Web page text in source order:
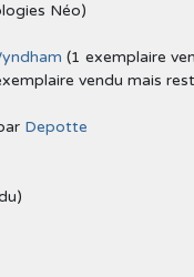
Néo)
(1 exemplaire
vendu mais
Depotte